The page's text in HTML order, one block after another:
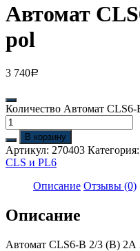
Автомат
pol
3 740Р
Количество Автомат
В корзину
Артикул: 270403 Категория:
CLS и PL6
Описание Отзывы (0)
Описание
Автомат CLS6-B 2/3 (B) 2А